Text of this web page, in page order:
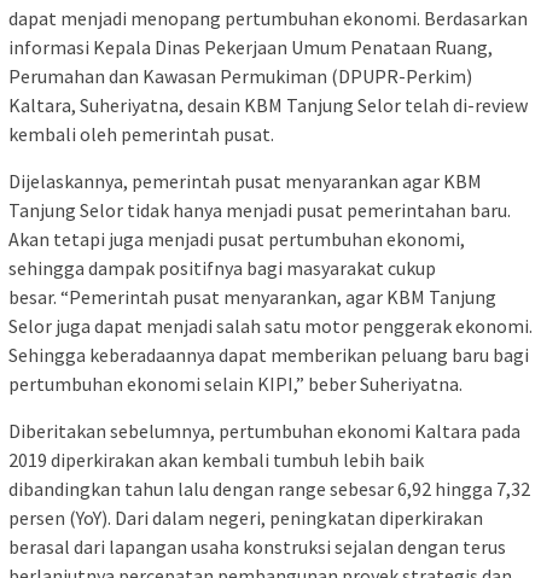
dapat menjadi menopang pertumbuhan ekonomi. Berdasarkan
informasi Kepala Dinas Pekerjaan Umum Penataan Ruang,
Perumahan dan Kawasan Permukiman (DPUPR-Perkim)
Kaltara, Suheriyatna, desain KBM Tanjung Selor telah di-review
kembali oleh pemerintah pusat.
Dijelaskannya, pemerintah pusat menyarankan agar KBM
Tanjung Selor tidak hanya menjadi pusat pemerintahan baru.
Akan tetapi juga menjadi pusat pertumbuhan ekonomi,
sehingga dampak positifnya bagi masyarakat cukup
besar. “Pemerintah pusat menyarankan, agar KBM Tanjung
Selor juga dapat menjadi salah satu motor penggerak ekonomi.
Sehingga keberadaannya dapat memberikan peluang baru bagi
pertumbuhan ekonomi selain KIPI,” beber Suheriyatna.
Diberitakan sebelumnya, pertumbuhan ekonomi Kaltara pada
2019 diperkirakan akan kembali tumbuh lebih baik
dibandingkan tahun lalu dengan range sebesar 6,92 hingga 7,32
persen (YoY). Dari dalam negeri, peningkatan diperkirakan
berasal dari lapangan usaha konstruksi sejalan dengan terus